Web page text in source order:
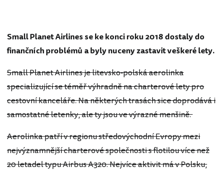
Small Planet Airlines se ke konci roku 2018 dostaly do
finančních problémů a byly nuceny zastavit veškeré lety.
Small Planet Airlines je litevsko-polská aerolinka
specializující se téměř výhradně na charterové lety pro
cestovní kanceláře. Na některých trasách sice doprodává i
samostatné letenky, ale ty jsou ve výrazné menšině.
Aerolinka patří v regionu středovýchodní Evropy mezi
nejvýznamnější charterové společnosti s flotilou více než
20 letadel typu Airbus A320. Nejvíce aktivit má v Polsku,